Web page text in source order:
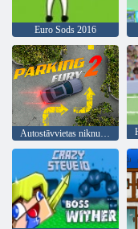
Euro Sods 2016